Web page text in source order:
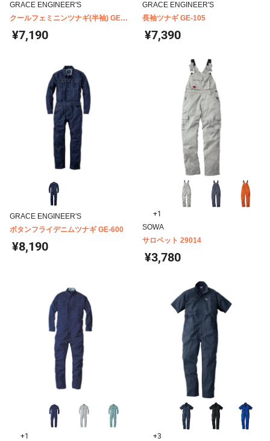
GRACE ENGINEER'S
クールフェミニンツナギ(半袖) GE-
735
¥7,190
GRACE ENGINEER'S
長袖ツナギ GE-105
¥7,390
GRACE ENGINEER'S
ボタンフライデニムツナギ GE-600
¥8,190
+1
SOWA
サロペット 29014
¥3,780
+1
+3